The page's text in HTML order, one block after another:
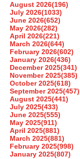
August 2026(196)
July 2026(1033)
June 2026(652)
May 2026(282)
April 2026(221)
March 2026(644)
February 2026(602)
January 2026(436)
December 2025(341)
November 2025(385)
October 2025(618)
September 2025(457)
August 2025(441)
July 2025(433)
June 2025(555)
May 2025(911)
April 2025(881)
March 2025(881)
February 2025(998)
January 2025(807)